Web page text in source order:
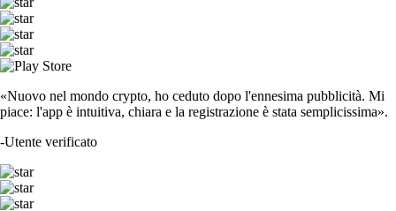
«Nuovo nel mondo crypto, ho ceduto dopo l'ennesima pubblicità. Mi
piace: l'app è intuitiva, chiara e la registrazione è stata semplicissima».
-Utente verificato